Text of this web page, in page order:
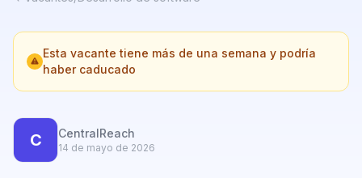
Nosotros
Contacto
Calculadora Freelance
Esta vacante tiene más de una semana y podría
haber caducado
C CentralReach
14 de mayo de 2026